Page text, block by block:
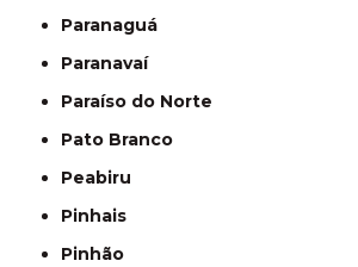
Paranaguá
Paranavaí
Paraíso do Norte
Pato Branco
Peabiru
Pinhais
Pinhão